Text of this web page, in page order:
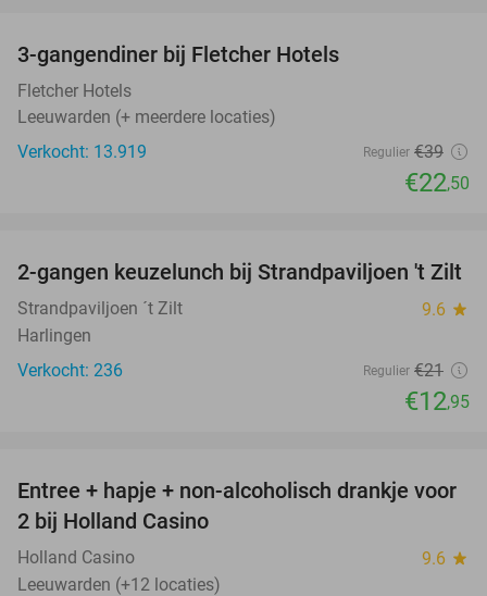
3-gangendiner bij Fletcher Hotels
Fletcher Hotels
Leeuwarden (+ meerdere locaties)
Verkocht: 13.919
Regulier €39
€22,50
38%
2-gangen keuzelunch bij Strandpaviljoen 't Zilt
Strandpaviljoen ´t Zilt 9.6 star
Harlingen
Verkocht: 236
Regulier €21
€12,95
52%
Entree + hapje + non-alcoholisch drankje voor
2 bij Holland Casino
Holland Casino 9.6 star
Leeuwarden (+12 locaties)